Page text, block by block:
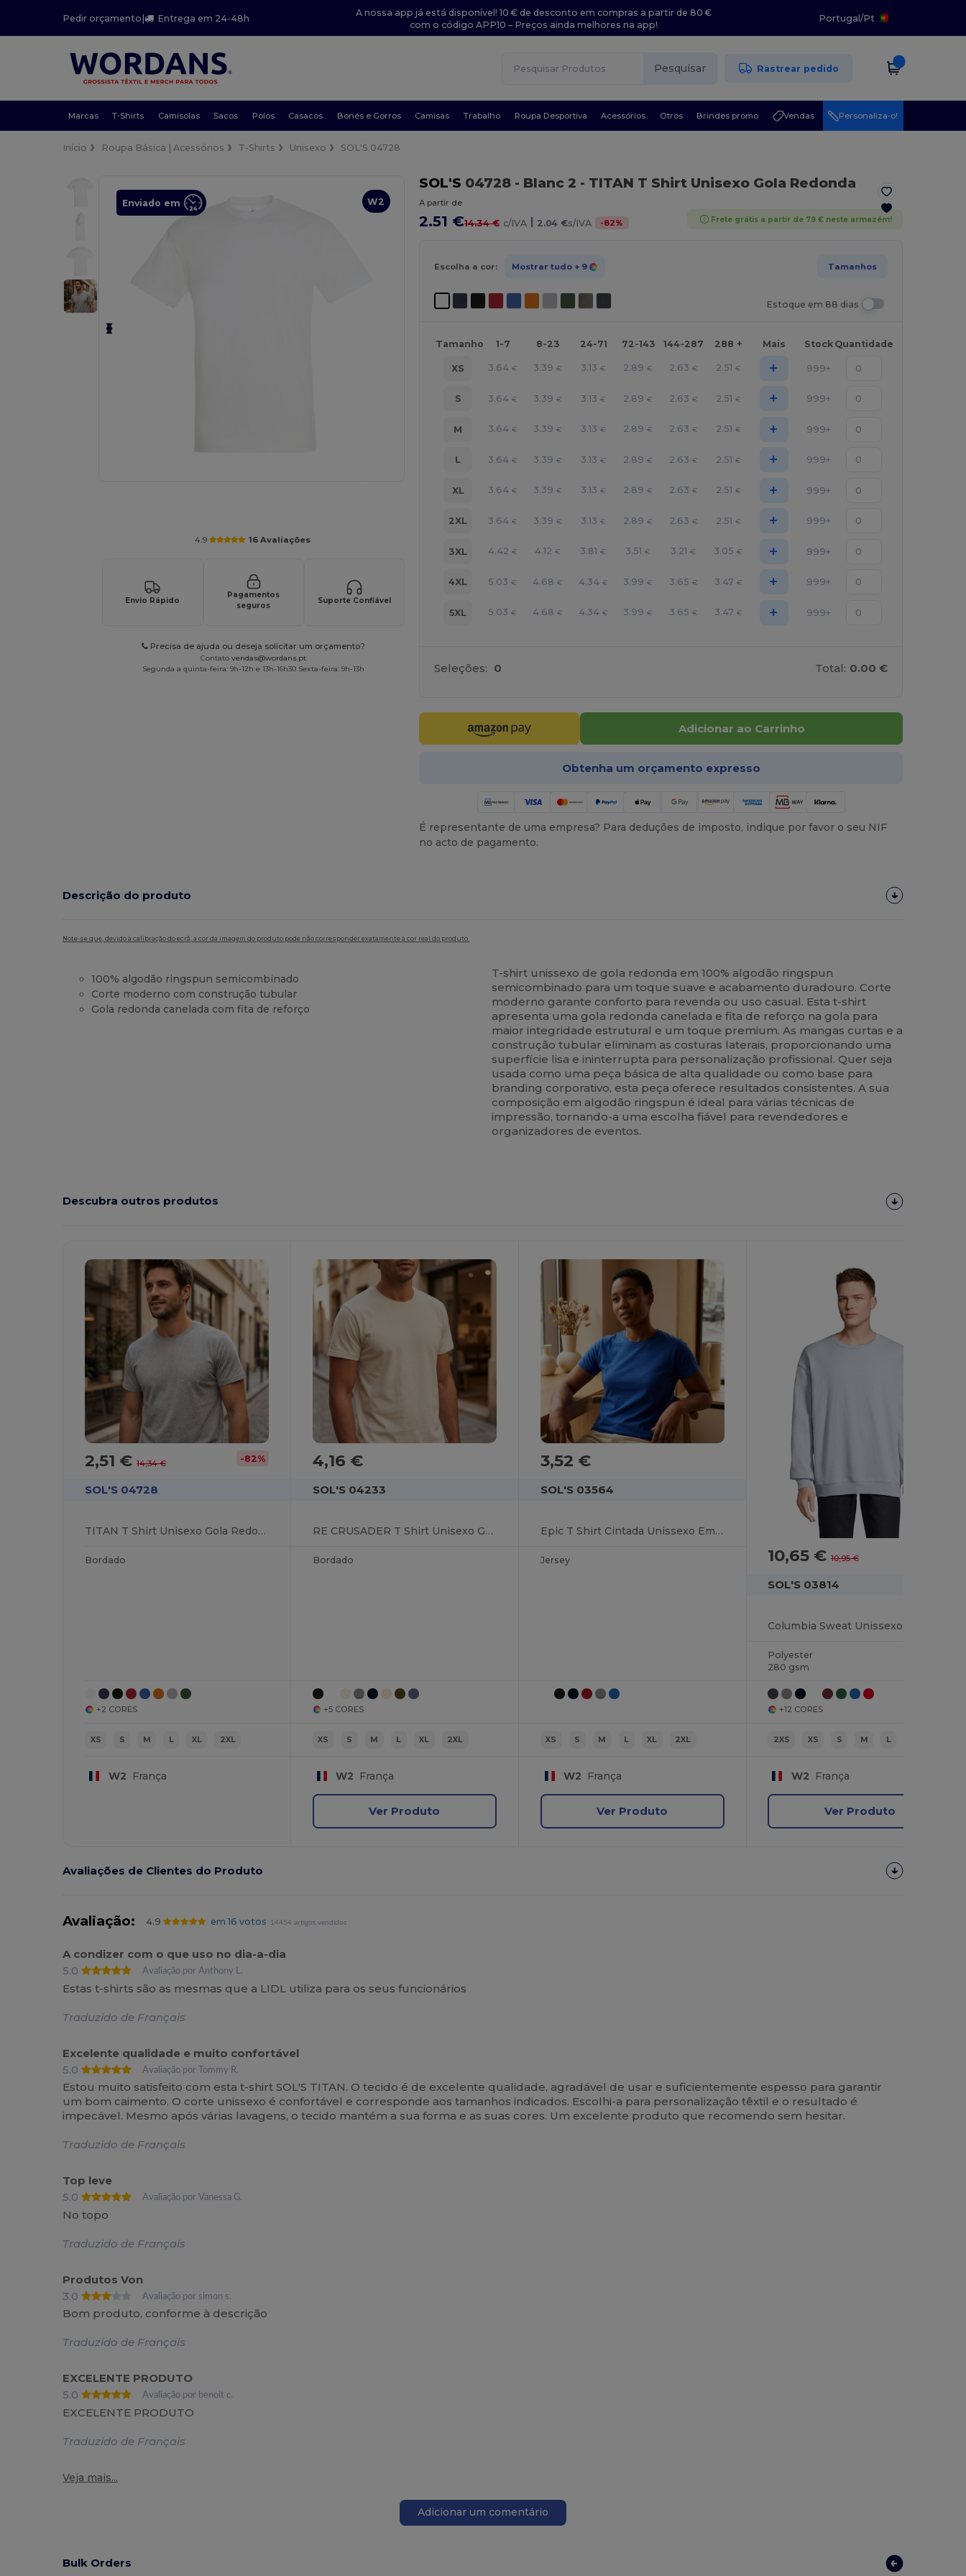
Pedir orçamento| Entrega em 24-48h
A nossa app já está disponível! 10 € de desconto em compras a partir de 80 €
com o código APP10 – Preços ainda melhores na app!
Portugal/Pt
Pesquisar Rastrear pedido
Marcas T-Shirts Camisolas Sacos Polos Casacos Bonés e Gorros Camisas Trabalho Roupa Desportiva Acessórios Otros Brindes promo Vendas Personaliza-o!
Início Roupa Básica | Acessórios T-Shirts Unisexo SOL'S 04728
W2
Enviado em
4.9 16 Avaliações
Envio Rápido
Pagamentos
seguros
Suporte Confiável
Precisa de ajuda ou deseja solicitar um orçamento?
Contatovendas@wordans.pt
Segunda a quinta-feira: 9h-12h e 13h-16h30 Sexta-feira: 9h-13h
SOL'S 04728 - Blanc 2 - TITAN T Shirt Unisexo Gola Redonda
A partir de
2.51 €14.34 € c/IVA | 2.04 €s/IVA -82% Frete grátis a partir de 79 € neste armazém!
Escolha a cor: Mostrar tudo + 9 Tamanhos
Estoque em 88 dias
Tamanho 1-7 8-23 24-71 72-143 144-287 288 + Mais Stock Quantidade
XS 3.64 € 3.39 € 3.13 € 2.89 € 2.63 € 2.51 € + 999+
S 3.64 € 3.39 € 3.13 € 2.89 € 2.63 € 2.51 € + 999+
M 3.64 € 3.39 € 3.13 € 2.89 € 2.63 € 2.51 € + 999+
L 3.64 € 3.39 € 3.13 € 2.89 € 2.63 € 2.51 € + 999+
XL 3.64 € 3.39 € 3.13 € 2.89 € 2.63 € 2.51 € + 999+
2XL 3.64 € 3.39 € 3.13 € 2.89 € 2.63 € 2.51 € + 999+
3XL 4.42 € 4.12 € 3.81 € 3.51 € 3.21 € 3.05 € + 999+
4XL 5.03 € 4.68 € 4.34 € 3.99 € 3.65 € 3.47 € + 999+
5XL 5.03 € 4.68 € 4.34 € 3.99 € 3.65 € 3.47 € + 999+
Seleções: 0 Total: 0.00 €
Adicionar ao Carrinho
Obtenha um orçamento expresso
É representante de uma empresa? Para deduções de imposto, indique por favor o seu NIF
no acto de pagamento.
Descrição do produto
Note-se que, devido à calibração do ecrã, a cor da imagem do produto pode não corresponder exatamente à cor real do produto.
100% algodão ringspun semicombinado
Corte moderno com construção tubular
Gola redonda canelada com fita de reforço
T-shirt unissexo de gola redonda em 100% algodão ringspun
semicombinado para um toque suave e acabamento duradouro. Corte
moderno garante conforto para revenda ou uso casual. Esta t-shirt
apresenta uma gola redonda canelada e fita de reforço na gola para
maior integridade estrutural e um toque premium. As mangas curtas e a
construção tubular eliminam as costuras laterais, proporcionando uma
superfície lisa e ininterrupta para personalização profissional. Quer seja
usada como uma peça básica de alta qualidade ou como base para
branding corporativo, esta peça oferece resultados consistentes. A sua
composição em algodão ringspun é ideal para várias técnicas de
impressão, tornando-a uma escolha fiável para revendedores e
organizadores de eventos.
Descubra outros produtos
Personalize-
2,51 €14,34 € -82%
SOL'S 04728
TITAN T Shirt Unisexo Gola Redonda
Bordado
+2 CORES
XS S M L XL 2XL
W2 França
4,16 €
SOL'S 04233
RE CRUSADER T Shirt Unisexo Gola Redonda
Bordado
+5 CORES
XS S M L XL 2XL
W2 França
Ver Produto
3,52 €
SOL'S 03564
Epic T Shirt Cintada Unissexo Em Jersey De Gola Redonda
Jersey
XS S M L XL 2XL
W2 França
Ver Produto
10,65 €10,95 €
SOL'S 03814
Polyester
280 gsm
+12 CORES
2XS XS S M L
W2 França
Ver Produto
Avaliações de Clientes do Produto
Avaliação: 4.9 em 16 votos 14454 artigos vendidos
A condizer com o que uso no dia-a-dia
5.0
Avaliação por Anthony L.
Estas t-shirts são as mesmas que a LIDL utiliza para os seus funcionários
Traduzido de Français
Excelente qualidade e muito confortável
5.0
Avaliação por Tommy R.
Estou muito satisfeito com esta t-shirt SOL'S TITAN. O tecido é de excelente qualidade, agradável de usar e suficientemente espesso para garantir
um bom caimento. O corte unissexo é confortável e corresponde aos tamanhos indicados. Escolhi-a para personalização têxtil e o resultado é
impecável. Mesmo após várias lavagens, o tecido mantém a sua forma e as suas cores. Um excelente produto que recomendo sem hesitar.
Traduzido de Français
Top leve
5.0
Avaliação por Vanessa G.
No topo
Traduzido de Français
Produtos Von
3.0
Avaliação por simon s.
Bom produto, conforme à descrição
Traduzido de Français
EXCELENTE PRODUTO
5.0
Avaliação por benoit c.
EXCELENTE PRODUTO
Traduzido de Français
Veja mais...
Adicionar um comentário
Bulk Orders